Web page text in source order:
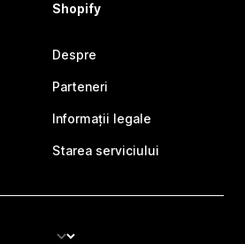
Shopify
Despre
Parteneri
Informații legale
Starea serviciului